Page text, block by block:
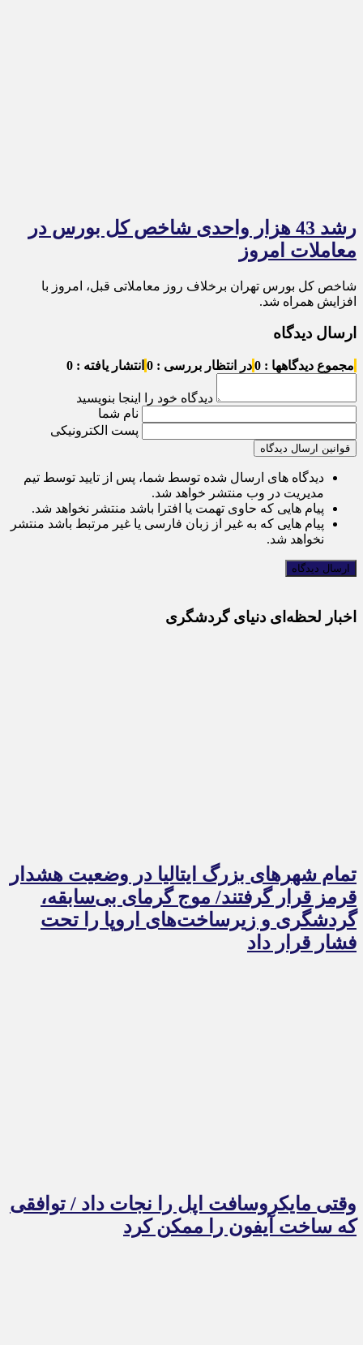
رشد 43 هزار واحدی شاخص کل بورس در
معاملات امروز
شاخص کل بورس تهران برخلاف روز معاملاتی قبل، امروز با
افزایش همراه شد.
ارسال دیدگاه
مجموع دیدگاهها : 0 در انتظار بررسی : 0 انتشار یافته : 0
دیدگاه خود را اینجا بنویسید
نام شما
پست الکترونیکی
قوانین ارسال دیدگاه
دیدگاه های ارسال شده توسط شما، پس از تایید توسط تیم
مدیریت در وب منتشر خواهد شد.
پیام هایی که حاوی تهمت یا افترا باشد منتشر نخواهد شد.
پیام هایی که به غیر از زبان فارسی یا غیر مرتبط باشد منتشر
نخواهد شد.
اخبار لحظه‌ای دنیای گردشگری
تمام شهرهای بزرگ ایتالیا در وضعیت هشدار
قرمز قرار گرفتند/ موج گرمای بی‌سابقه،
گردشگری و زیرساخت‌های اروپا را تحت
فشار قرار داد
وقتی مایکروسافت اپل را نجات داد / توافقی
که ساخت آیفون را ممکن کرد